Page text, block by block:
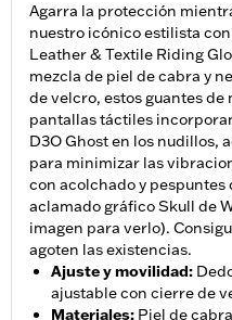
Agarra la protección
nuestro icónico estilista
Leather & Textile Riding
mezcla de piel de cabra y
de velcro, estos guantes
pantallas táctiles
D3O Ghost en los nudillos,
para minimizar las
con acolchado y
aclamado gráfico Skull de
imagen para verlo).
agoten las existencias.
Ajuste y movilidad:
ajustable con cierre de
Materiales: Piel de